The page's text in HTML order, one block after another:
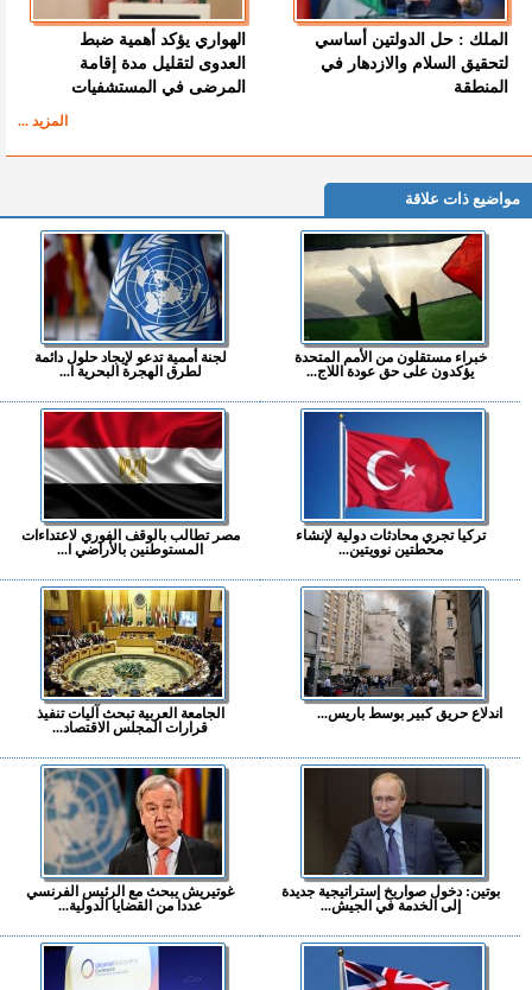
الملك : حل الدولتين أساسي
لتحقيق السلام والازدهار في
المنطقة
الهواري يؤكد أهمية ضبط
العدوى لتقليل مدة إقامة
المرضى في المستشفيات
المزيد ...
مواضيع ذات علاقة
خبراء مستقلون من الأمم المتحدة
يؤكدون على حق عودة اللاج...
لجنة أممية تدعو لإيجاد حلول دائمة
لطرق الهجرة البحرية ا...
تركيا تجري محادثات دولية لإنشاء
محطتين نوويتين...
مصر تطالب بالوقف الفوري لاعتداءات
المستوطنين بالأراضي ا...
اندلاع حريق كبير بوسط باريس...
الجامعة العربية تبحث آليات تنفيذ
قرارات المجلس الاقتصاد...
بوتين: دخول صواريخ إستراتيجية جديدة
إلى الخدمة في الجيش...
غوتيريش يبحث مع الرئيس الفرنسي
عددا من القضايا الدولية...